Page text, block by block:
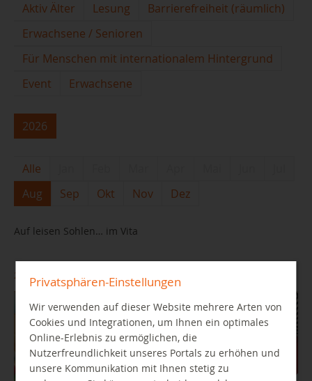
Aktiv Älter
Lesung
Barrierefreiheit (räumlich)
Erwachsene / Senioren
Für Menschen mit internationalem Hintergrund
Event
Erwachsene
2026
Alle
Aug
Sep Okt Nov Dez
Auf leisen Sohlen… im Vita
29.08.2026 10:30 Uhr
Privatsphären-Einstellungen
Wir verwenden auf dieser Website mehrere Arten von
Cookies und Integrationen, um Ihnen ein optimales
Online-Erlebnis zu ermöglichen, die
Nutzerfreundlichkeit unseres Portals zu erhöhen und
unsere Kommunikation mit Ihnen stetig zu